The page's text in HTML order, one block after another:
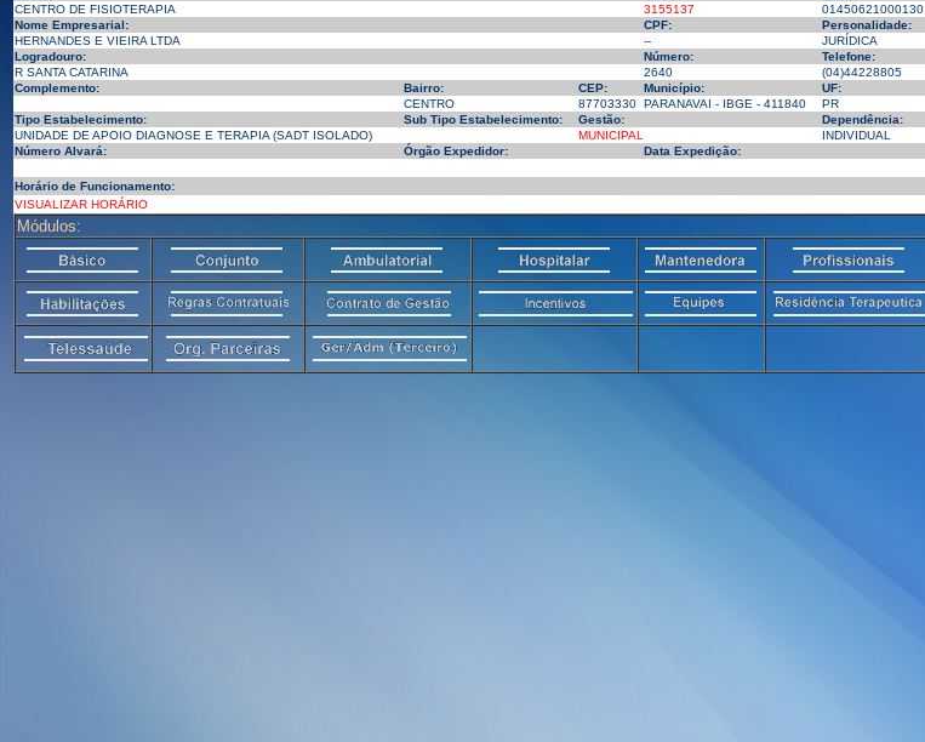
CENTRO DE FISIOTERAPIA
3155137
01450621000130
Nome Empresarial:
CPF:
Personalidade:
HERNANDES E VIEIRA LTDA
--
JURÍDICA
Logradouro:
Número:
Telefone:
R SANTA CATARINA
2640
(04)44228805
Complemento:
Bairro: CEP: Município:
UF:
CENTRO
87703330 PARANAVAI - IBGE - 411840
PR
Tipo Estabelecimento:
Sub Tipo Estabelecimento: Gestão:
Dependência:
UNIDADE DE APOIO DIAGNOSE E TERAPIA (SADT ISOLADO)
MUNICIPAL
INDIVIDUAL
Número Alvará:
Órgão Expedidor: Data Expedição:
Horário de Funcionamento:
VISUALIZAR HORÁRIO
Módulos: